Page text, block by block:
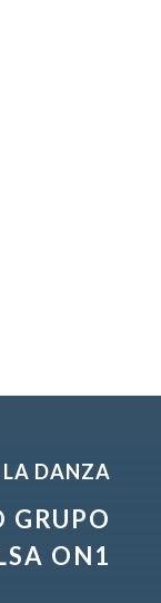
LA DANZA
GRUPO
ON1